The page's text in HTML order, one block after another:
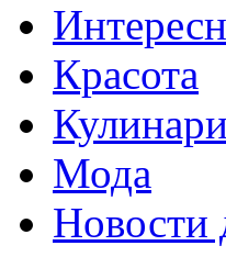
Красота
Мода
Новости